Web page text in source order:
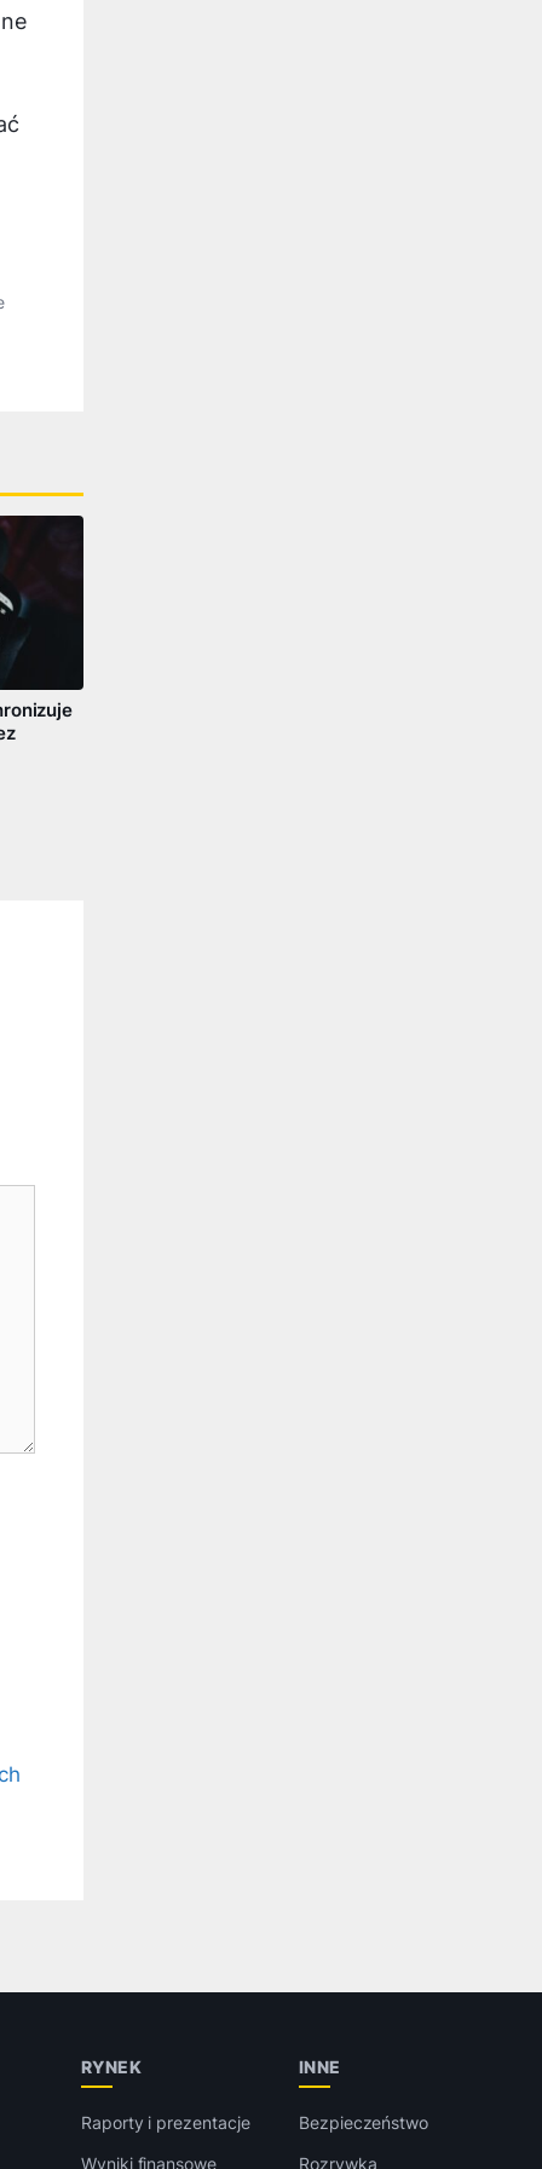
RYNEK
Raporty i prezentacje
Wyniki finansowe
INNE
Bezpieczeństwo
Rozrywka